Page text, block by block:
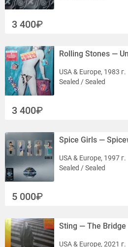
3 400
Rolling Stones —
USA & Europe, 1983 г.
Sealed / Sealed
3 400
Spice Girls —
USA & Europe, 1997 г.
Sealed / Sealed
5 000
Sting — The Bridge
USA & Europe, 2021 г.